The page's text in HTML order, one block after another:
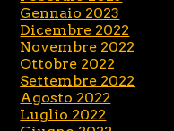
Gennaio 2023
Dicembre 2022
Novembre 2022
Ottobre 2022
Settembre 2022
Agosto 2022
Luglio 2022